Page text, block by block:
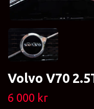
Volvo V70
6 000 kr